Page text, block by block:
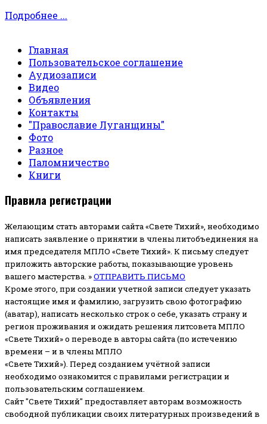
Подробнее ...
Главная
Пользовательское соглашение
Аудиозаписи
Видео
Объявления
Контакты
"Православие Луганщины"
Фото
Разное
Паломничество
Книги
Правила регистрации
Желающим стать авторами сайта «Свете Тихий», необходимо
написать заявление о принятии в члены литобъединения на
имя председателя МПЛО «Свете Тихий». К письму следует
приложить авторские работы, показывающие уровень
вашего мастерства. »ОТПРАВИТЬ ПИСЬМО
Кроме этого, при создании учетной записи следует указать
настоящие имя и фамилию, загрузить свою фотографию
(аватар), написать несколько строк о себе, указать страну и
регион проживания и ожидать решения литсовета МПЛО
«Свете Тихий» о переводе в авторы сайта (по истечению
времени – и в члены МПЛО
«Свете Тихий»). Перед созданием учётной записи
необходимо ознакомится с правилами регистрации и
пользовательским соглашением.
Сайт "Свете Тихий" предоставляет авторам возможность
свободной публикации своих литературных произведений в